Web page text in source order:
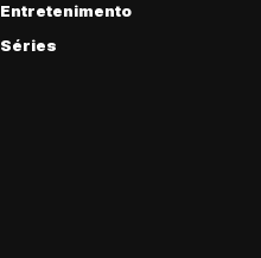
Entretenimento
Séries